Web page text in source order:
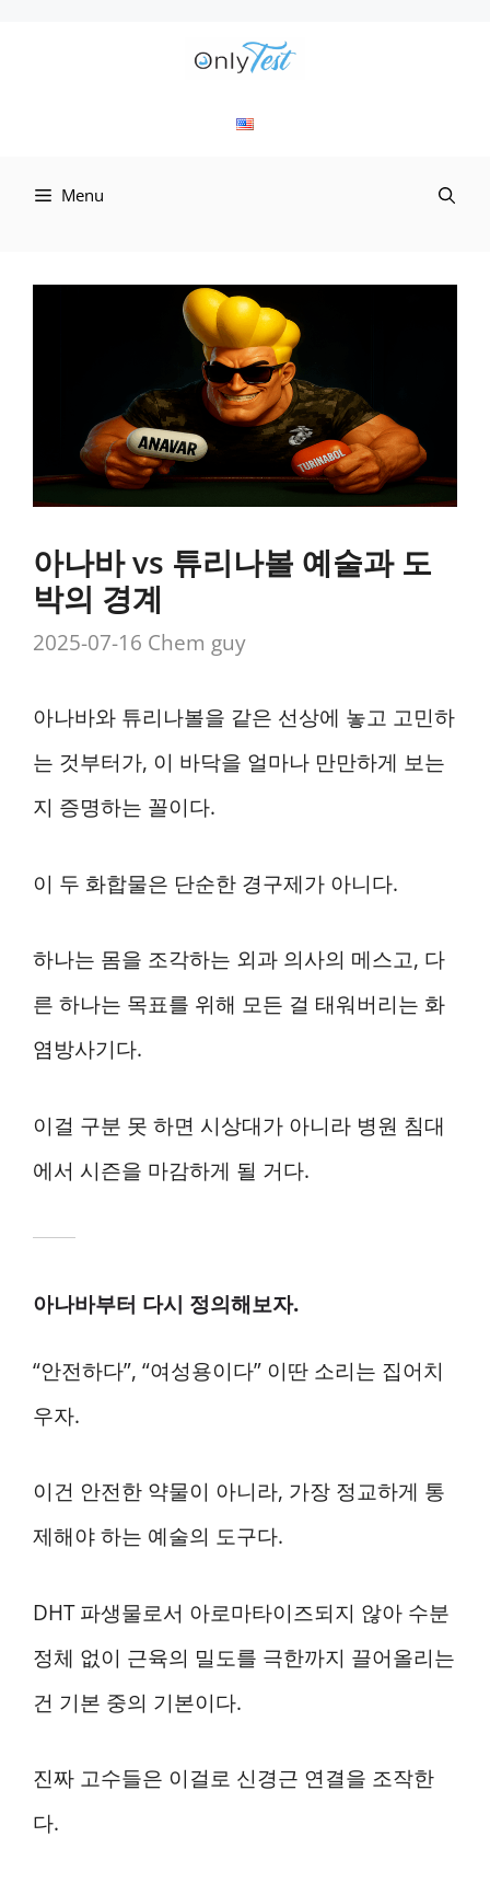
Menu
아나바 vs 튜리나볼 예술과 도
박의 경계
2025-07-16 Chem guy
아나바와 튜리나볼을 같은 선상에 놓고 고민하
는 것부터가, 이 바닥을 얼마나 만만하게 보는
지 증명하는 꼴이다.
이 두 화합물은 단순한 경구제가 아니다.
하나는 몸을 조각하는 외과 의사의 메스고, 다
른 하나는 목표를 위해 모든 걸 태워버리는 화
염방사기다.
이걸 구분 못 하면 시상대가 아니라 병원 침대
에서 시즌을 마감하게 될 거다.
아나바부터 다시 정의해보자.
“안전하다”, “여성용이다” 이딴 소리는 집어치
우자.
이건 안전한 약물이 아니라, 가장 정교하게 통
제해야 하는 예술의 도구다.
DHT 파생물로서 아로마타이즈되지 않아 수분
정체 없이 근육의 밀도를 극한까지 끌어올리는
건 기본 중의 기본이다.
진짜 고수들은 이걸로 신경근 연결을 조작한
다.